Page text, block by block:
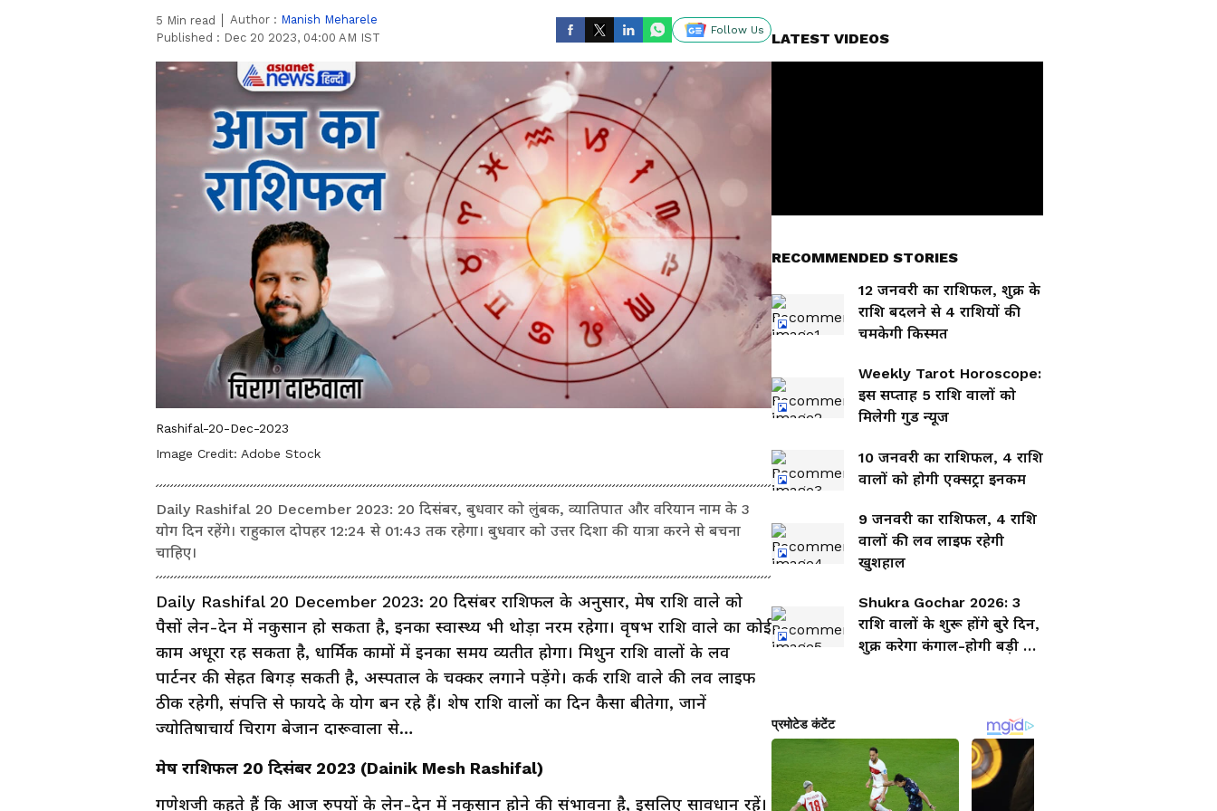
5 Min read Author : Manish Meharele
Published : Dec 20 2023, 04:00 AM IST
Follow Us
Rashifal-20-Dec-2023
Image Credit: Adobe Stock
Daily Rashifal 20 December 2023: 20 दिसंबर, बुधवार को लुंबक, व्यातिपात और वरियान नाम के 3
योग दिन रहेंगे। राहुकाल दोपहर 12:24 से 01:43 तक रहेगा। बुधवार को उत्तर दिशा की यात्रा करने से बचना
चाहिए।
Daily Rashifal 20 December 2023: 20 दिसंबर राशिफल के अनुसार, मेष राशि वाले को
पैसों लेन-देन में नकुसान हो सकता है, इनका स्वास्थ्य भी थोड़ा नरम रहेगा। वृषभ राशि वाले का कोई
काम अधूरा रह सकता है, धार्मिक कामों में इनका समय व्यतीत होगा। मिथुन राशि वालों के लव
पार्टनर की सेहत बिगड़ सकती है, अस्पताल के चक्कर लगाने पड़ेंगे। कर्क राशि वाले की लव लाइफ
ठीक रहेगी, संपत्ति से फायदे के योग बन रहे हैं। शेष राशि वालों का दिन कैसा बीतेगा, जानें
ज्योतिषाचार्य चिराग बेजान दारूवाला से…
मेष राशिफल 20 दिसंबर 2023 (Dainik Mesh Rashifal)
गणेशजी कहते हैं कि आज रुपयों के लेन-देन में नकुसान होने की संभावना है, इसलिए सावधान रहें।
LATEST VIDEOS
RECOMMENDED STORIES
12 जनवरी का राशिफल, शुक्र के
राशि बदलने से 4 राशियों की
चमकेगी किस्मत
Weekly Tarot Horoscope:
इस सप्ताह 5 राशि वालों को
मिलेगी गुड न्यूज
10 जनवरी का राशिफल, 4 राशि
वालों को होगी एक्सट्रा इनकम
9 जनवरी का राशिफल, 4 राशि
वालों की लव लाइफ रहेगी
खुशहाल
Shukra Gochar 2026: 3
राशि वालों के शुरू होंगे बुरे दिन,
शुक्र करेगा कंगाल-होगी बड़ी धन